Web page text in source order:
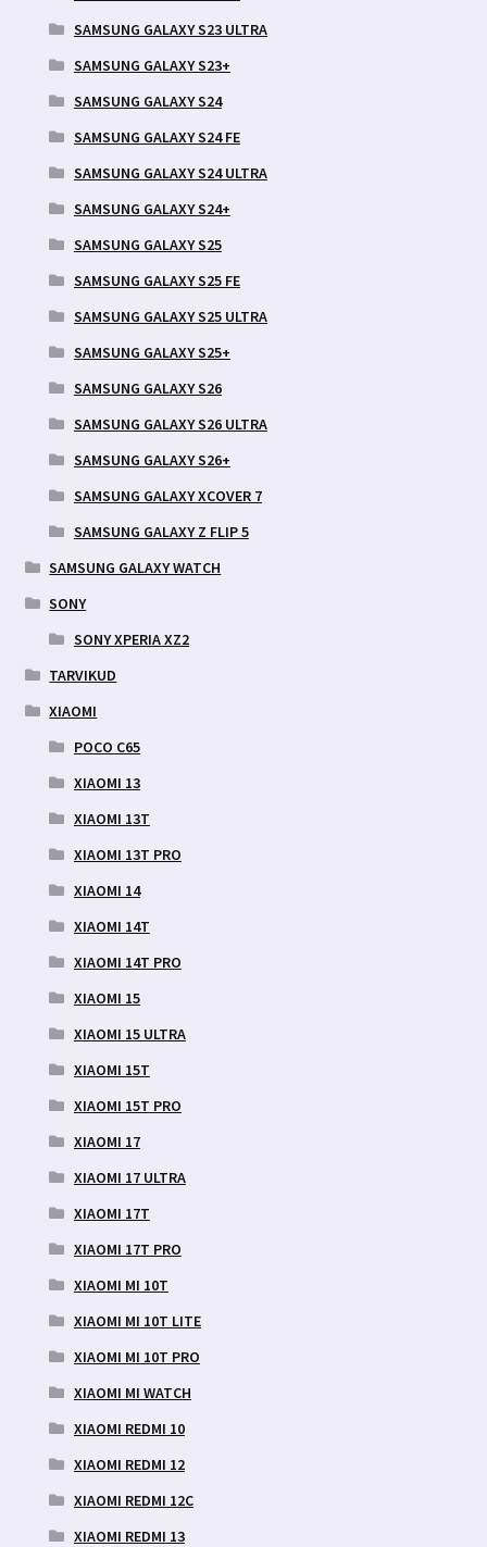
SAMSUNG GALAXY S23 ULTRA
SAMSUNG GALAXY S23+
SAMSUNG GALAXY S24
SAMSUNG GALAXY S24 FE
SAMSUNG GALAXY S24 ULTRA
SAMSUNG GALAXY S24+
SAMSUNG GALAXY S25
SAMSUNG GALAXY S25 FE
SAMSUNG GALAXY S25 ULTRA
SAMSUNG GALAXY S25+
SAMSUNG GALAXY S26
SAMSUNG GALAXY S26 ULTRA
SAMSUNG GALAXY S26+
SAMSUNG GALAXY XCOVER 7
SAMSUNG GALAXY Z FLIP 5
SAMSUNG GALAXY WATCH
SONY
SONY XPERIA XZ2
TARVIKUD
XIAOMI
POCO C65
XIAOMI 13
XIAOMI 13T
XIAOMI 13T PRO
XIAOMI 14
XIAOMI 14T
XIAOMI 14T PRO
XIAOMI 15
XIAOMI 15 ULTRA
XIAOMI 15T
XIAOMI 15T PRO
XIAOMI 17
XIAOMI 17 ULTRA
XIAOMI 17T
XIAOMI 17T PRO
XIAOMI MI 10T
XIAOMI MI 10T LITE
XIAOMI MI 10T PRO
XIAOMI MI WATCH
XIAOMI REDMI 10
XIAOMI REDMI 12
XIAOMI REDMI 12C
XIAOMI REDMI 13